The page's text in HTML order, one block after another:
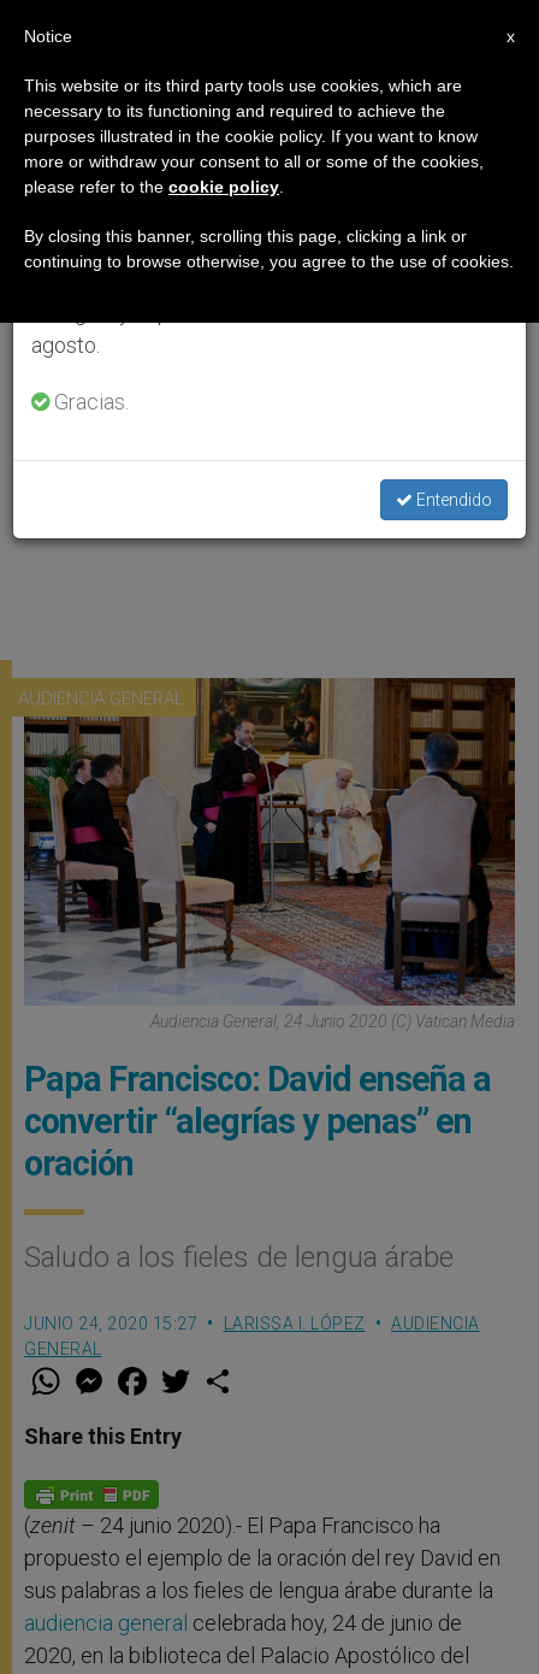
AUDIENCIA GENERAL
Audiencia General, 24 Junio 2020 (C) Vatican Media
Papa Francisco: David enseña a
convertir “alegrías y penas” en
oración
Saludo a los fieles de lengua árabe
JUNIO 24, 2020 15:27 LARISSA I. LÓPEZ
AUDIENCIA
GENERAL
W
t
s
p
p
M
e
s
e
g
e
r
F
a
e
b
o
k
w
Share this Entry
(zenit – 24 junio 2020).- El Papa Francisco ha
propuesto el ejemplo de la oración del rey David en
sus palabras a los fieles de lengua árabe durante la
audiencia general celebrada hoy, 24 de junio de
2020, en la biblioteca del Palacio Apostólico del
×
Aviso importante
Del 27 de julio al 7 de agosto haremos la pausa
anual, aprovechando que en el periodo de verano
se generan menos informaciones y también el
agosto.
Gracias.
Entendido
x
Notice
This website or its third party tools use cookies, which are
necessary to its functioning and required to achieve the
purposes illustrated in the cookie policy. If you want to know
more or withdraw your consent to all or some of the cookies,
please refer to the cookie policy
By closing this banner, scrolling this page, clicking a link or
continuing to browse otherwise, you agree to the use of cookies.